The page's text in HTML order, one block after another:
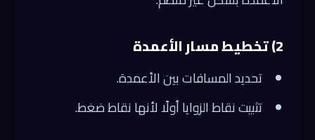
2) تخطيط مسار الأعمدة
تحديد المسافات بين الأعمدة.
تثبيت نقاط الزوايا أولًا لأنها نقاط ضغط.